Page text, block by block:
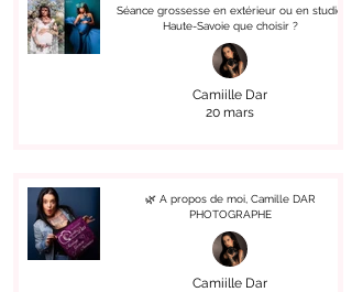
Séance grossesse en extérieur ou en studio
Haute-Savoie que choisir ?
Camiille Dar
20 mars
🌿 A propos de moi, Camille DAR
PHOTOGRAPHE
Camiille Dar